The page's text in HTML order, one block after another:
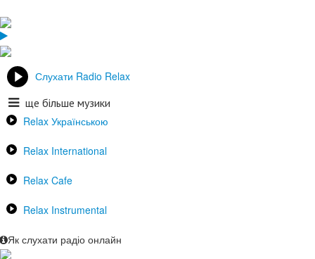
Слухати Radio Relax
ще більше музики
Relax Українською
Relax International
Relax Cafe
Relax Instrumental
Як слухати радіо онлайн